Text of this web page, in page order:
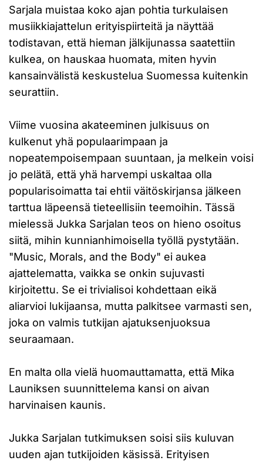
Sarjala muistaa koko ajan pohtia turkulaisen
musiikkiajattelun erityispiirteitä ja näyttää
todistavan, että hieman jälkijunassa saatettiin
kulkea, on hauskaa huomata, miten hyvin
kansainvälistä keskustelua Suomessa kuitenkin
seurattiin.
Viime vuosina akateeminen julkisuus on
kulkenut yhä populaarimpaan ja
nopeatempoisempaan suuntaan, ja melkein voisi
jo pelätä, että yhä harvempi uskaltaa olla
popularisoimatta tai ehtii väitöskirjansa jälkeen
tarttua läpeensä tieteellisiin teemoihin. Tässä
mielessä Jukka Sarjalan teos on hieno osoitus
siitä, mihin kunnianhimoisella työllä pystytään.
"Music, Morals, and the Body" ei aukea
ajattelematta, vaikka se onkin sujuvasti
kirjoitettu. Se ei trivialisoi kohdettaan eikä
aliarvioi lukijaansa, mutta palkitsee varmasti sen,
joka on valmis tutkijan ajatuksenjuoksua
seuraamaan.
En malta olla vielä huomauttamatta, että Mika
Launiksen suunnittelema kansi on aivan
harvinaisen kaunis.
Jukka Sarjalan tutkimuksen soisi siis kuluvan
uuden ajan tutkijoiden käsissä. Erityisen